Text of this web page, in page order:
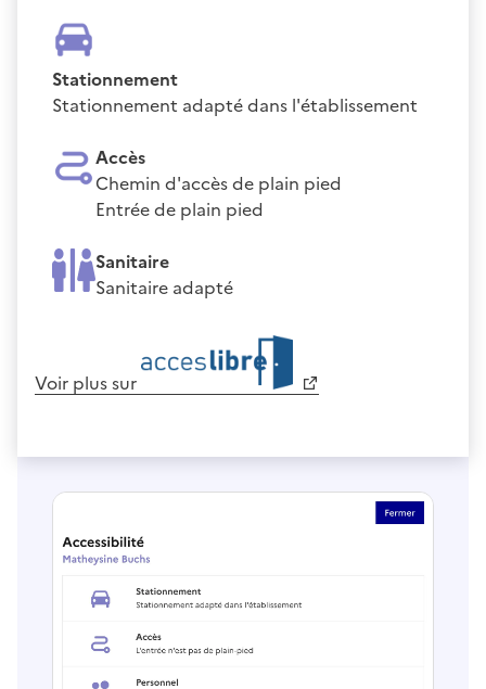
Stationnement
Stationnement adapté dans l'établissement
Accès
Chemin d'accès de plain pied
Entrée de plain pied
Sanitaire
Sanitaire adapté
Voir plus sur